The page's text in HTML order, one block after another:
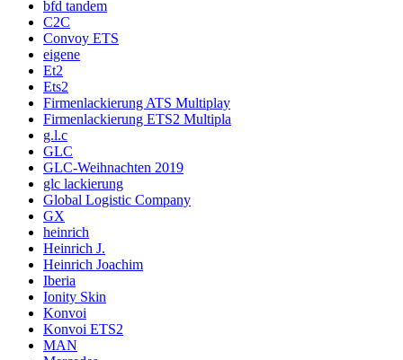
bfd tandem
C2C
Convoy ETS
eigene
Et2
Ets2
Firmenlackierung ATS Multiplay
Firmenlackierung ETS2 Multipla
g.l.c
GLC
GLC-Weihnachten 2019
glc lackierung
Global Logistic Company
GX
heinrich
Heinrich J.
Heinrich Joachim
Iberia
Ionity Skin
Konvoi
Konvoi ETS2
MAN